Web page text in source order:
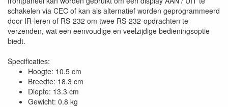
schakelen via CEC of kan als alternatief worden geprogrammeerd
door IR-leren of RS-232 om twee RS-232-opdrachten te
verzenden, wat een eenvoudige en veelzijdige bedieningsoptie
biedt.
Specificaties:
Hoogte: 10.5 cm
Breedte: 18.3 cm
Diepte: 13.3 cm
Gewicht: 0.8 kg